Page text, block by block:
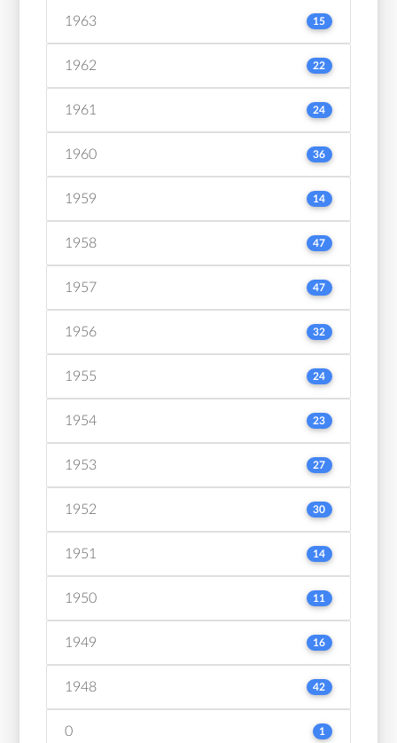
1963 15
1962 22
1961 24
1960 36
1959 14
1958 47
1957 47
1956 32
1955 24
1954 23
1953 27
1952 30
1951 14
1950 11
1949 16
1948 42
0 1